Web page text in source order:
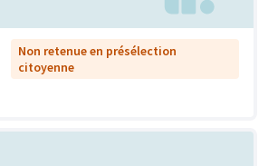
Non retenue en présélection
citoyenne